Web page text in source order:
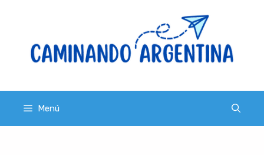
Menú